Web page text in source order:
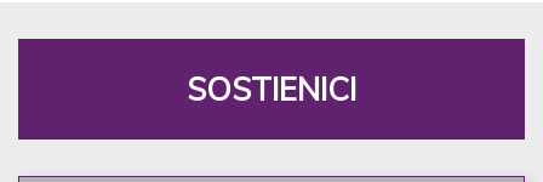
SOSTIENICI